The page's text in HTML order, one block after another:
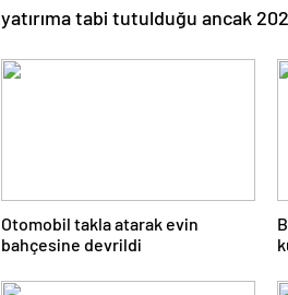
yatırıma tabi tutulduğu ancak
Otomobil takla atarak evin
bahçesine devrildi